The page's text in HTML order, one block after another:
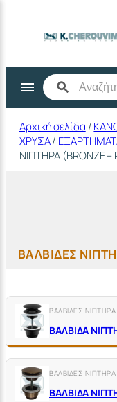
περιεχόμενο
Αρχική σελίδα /
ΧΡΥΣΑ/
ΝΙΠΤΗΡΑ (BRONZE
ΒΑΛΒΙΔΕΣ
ΒΑΛΒΙΔΕΣ ΝΙΠΤΗΡΑ
ΒΑΛΒΙΔΑ
ΒΑΛΒΙΔΕΣ ΝΙΠΤΗΡΑ
ΒΑΛΒΙΔΑ